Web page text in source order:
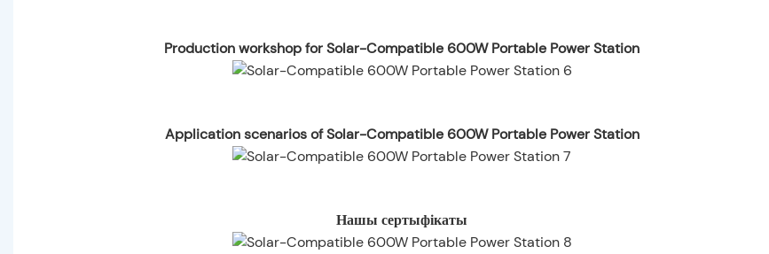
Production workshop for Solar-Compatible 600W Portable Power Station
Application scenarios of Solar-Compatible 600W Portable Power Station
Нашы сертыфікаты